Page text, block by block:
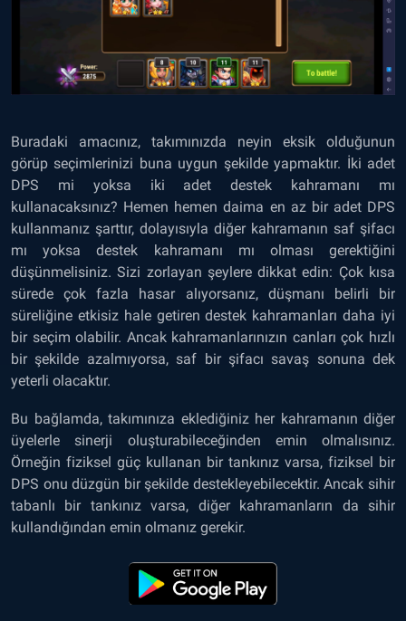
Buradaki amacınız, takımınızda neyin eksik olduğunun
görüp seçimlerinizi buna uygun şekilde yapmaktır. İki adet
DPS mi yoksa iki adet destek kahramanı mı
kullanacaksınız? Hemen hemen daima en az bir adet DPS
kullanmanız şarttır, dolayısıyla diğer kahramanın saf şifacı
mı yoksa destek kahramanı mı olması gerektiğini
düşünmelisiniz. Sizi zorlayan şeylere dikkat edin: Çok kısa
sürede çok fazla hasar alıyorsanız, düşmanı belirli bir
süreliğine etkisiz hale getiren destek kahramanları daha iyi
bir seçim olabilir. Ancak kahramanlarınızın canları çok hızlı
bir şekilde azalmıyorsa, saf bir şifacı savaş sonuna dek
yeterli olacaktır.
Bu bağlamda, takımınıza eklediğiniz her kahramanın diğer
üyelerle sinerji oluşturabileceğinden emin olmalısınız.
Örneğin fiziksel güç kullanan bir tankınız varsa, fiziksel bir
DPS onu düzgün bir şekilde destekleyebilecektir. Ancak sihir
tabanlı bir tankınız varsa, diğer kahramanların da sihir
kullandığından emin olmanız gerekir.